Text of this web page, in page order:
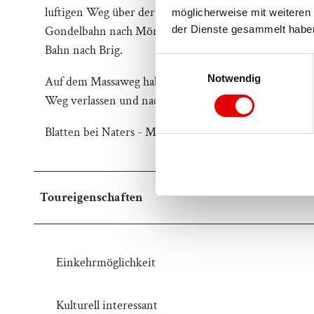
möglicherweise mit
der Dienste gesammelt
i
i
g
s
Notwendig
luftigen Weg über der imposanten Massaschlucht.
Gondelbahn nach Mörel besteigen. In Mörel
Bahn nach Brig.
Auf dem Massaweg haben Sie die Möglichkeit schon
Weg verlassen und nach Bitsch laufen. Von Bitsch
Blatten bei Naters - Massa - Gragg - Steischlag -
Toureigenschaften
Einkehrmöglichkeit
Kulturell interessant